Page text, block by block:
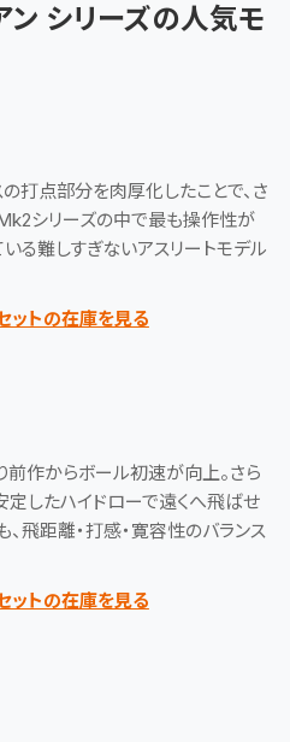
シリーズの人気モ
打点部分を肉厚化したことで、さ
シリーズの中で最も操作性が
る難しすぎないアスリートモデル
ットの在庫を見る
前作からボール初速が向上。さら
定したハイドローで遠くへ飛ばせ
飛距離・打感・寛容性のバランス
ットの在庫を見る